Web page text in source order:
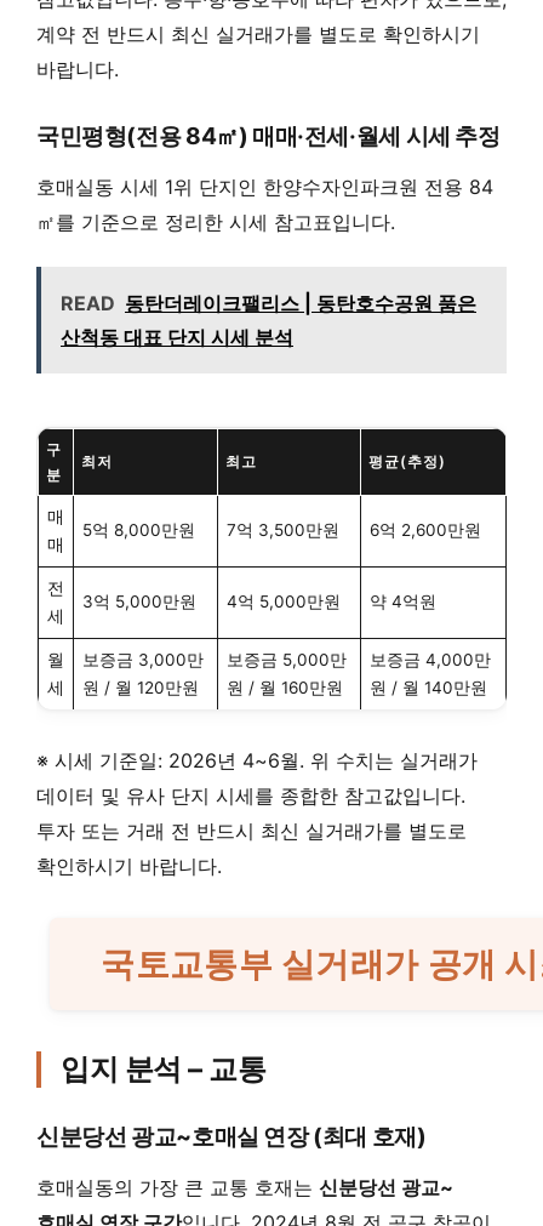
계약 전 반드시 최신 실거래가를 별도로 확인하시기
바랍니다.
국민평형(전용 84㎡) 매매·전세·월세 시세 추정
호매실동 시세 1위 단지인 한양수자인파크원 전용 84
㎡를 기준으로 정리한 시세 참고표입니다.
READ 동탄더레이크팰리스 | 동탄호수공원 품은
산척동 대표 단지 시세 분석
구
분
최저 최고 평균(추정)
매
매
5억 8,000만원 7억 3,500만원 6억 2,600만원
전
세
3억 5,000만원 4억 5,000만원 약 4억원
월
세
보증금 3,000만
원 / 월 120만원
보증금 5,000만
원 / 월 160만원
보증금 4,000만
원 / 월 140만원
※ 시세 기준일: 2026년 4~6월. 위 수치는 실거래가
데이터 및 유사 단지 시세를 종합한 참고값입니다.
투자 또는 거래 전 반드시 최신 실거래가를 별도로
확인하시기 바랍니다.
국토교통부 실거래가 공개
입지 분석 – 교통
신분당선 광교~호매실 연장 (최대 호재)
호매실동의 가장 큰 교통 호재는 신분당선 광교~